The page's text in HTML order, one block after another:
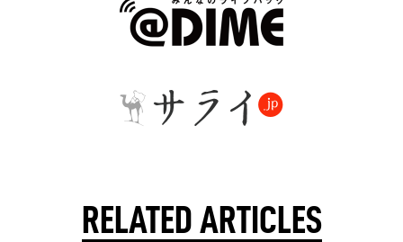
RELATED ARTICLES